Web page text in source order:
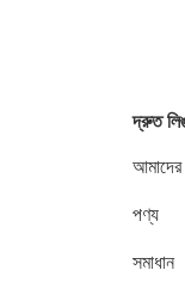
দ্রুত
পণ্য
সমাধান